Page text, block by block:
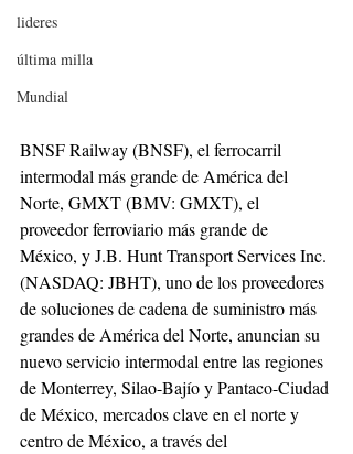
lideres
última milla
Mundial
BNSF Railway (BNSF), el ferrocarril
intermodal más grande de América del
Norte, GMXT (BMV: GMXT), el
proveedor ferroviario más grande de
México, y J.B. Hunt Transport Services Inc.
(NASDAQ: JBHT), uno de los proveedores
de soluciones de cadena de suministro más
grandes de América del Norte, anuncian su
nuevo servicio intermodal entre las regiones
de Monterrey, Silao-Bajío y Pantaco-Ciudad
de México, mercados clave en el norte y
centro de México, a través del